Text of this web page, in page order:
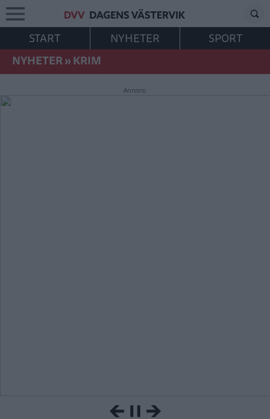
START NYHETER
SPORT
NYHETER»KRIM
Annons: